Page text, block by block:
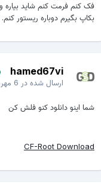
فک کنم فرمت کنم شاید بیاره
بکاپ بگیرم دوباره ریستور
hamed67vi
ارسال شده در6 مهر، 2016
شما اینو دانلود کنو فلش کن
CF-Root Download